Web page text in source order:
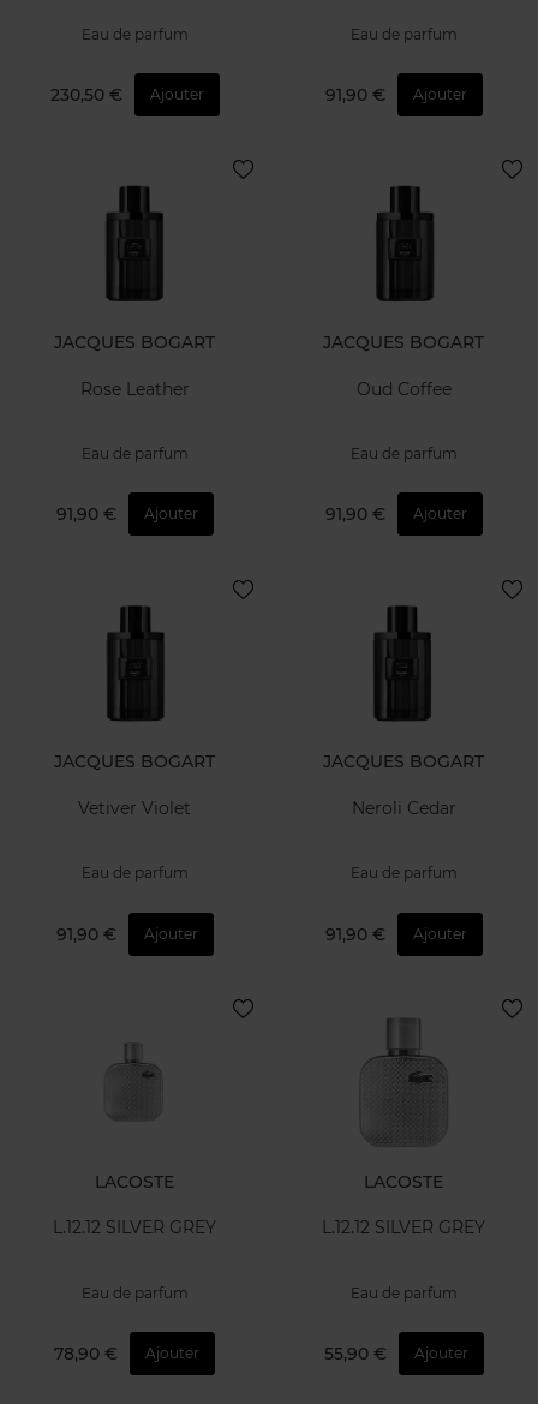
Eau de parfum
230,50 € Ajouter
Eau de parfum
91,90 € Ajouter
JACQUES BOGART
Rose Leather
Eau de parfum
91,90 € Ajouter
JACQUES BOGART
Oud Coffee
Eau de parfum
91,90 € Ajouter
JACQUES BOGART
Vetiver Violet
Eau de parfum
91,90 € Ajouter
JACQUES BOGART
Neroli Cedar
Eau de parfum
91,90 € Ajouter
LACOSTE
L.12.12 SILVER GREY
Eau de parfum
78,90 € Ajouter
LACOSTE
L.12.12 SILVER GREY
Eau de parfum
55,90 € Ajouter